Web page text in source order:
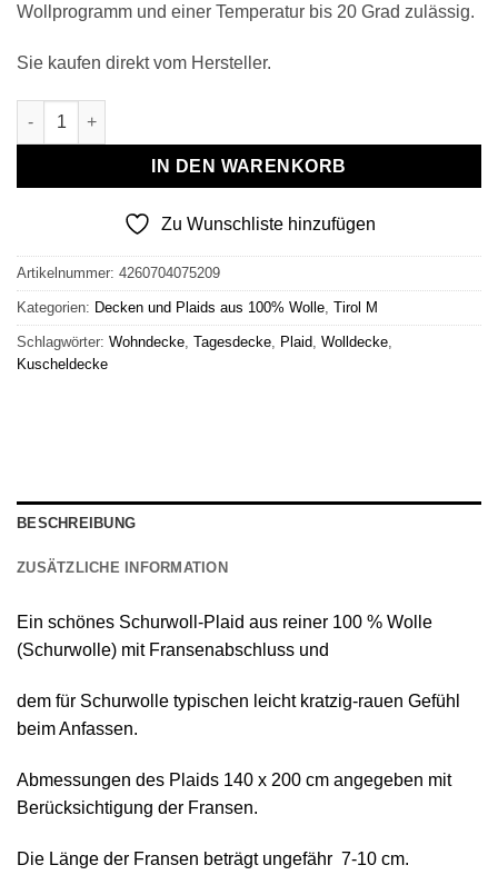
Wollprogramm und einer Temperatur bis 20 Grad zulässig.
Sie kaufen direkt vom Hersteller.
Wollplaid & Wolldecke "Tirol M" blau-mehrfarbig Menge
IN DEN WARENKORB
Zu Wunschliste hinzufügen
Artikelnummer: 4260704075209
Kategorien: Decken und Plaids aus 100% Wolle, Tirol M
Schlagwörter: Wohndecke, Tagesdecke, Plaid, Wolldecke,
Kuscheldecke
BESCHREIBUNG
ZUSÄTZLICHE INFORMATION
Ein schönes Schurwoll-Plaid aus reiner 100 % Wolle
(Schurwolle) mit Fransenabschluss und
dem für Schurwolle typischen leicht kratzig-rauen Gefühl
beim Anfassen.
Abmessungen des Plaids 140 х 200 cm angegeben mit
Berücksichtigung der Fransen.
Die Länge der Fransen beträgt ungefähr 7-10 cm.